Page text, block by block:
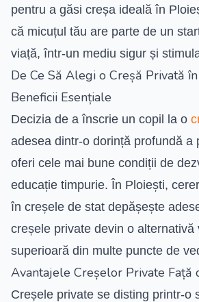
pentru a găsi creșa ideală în
că micuțul tău are parte de un
viață, într-un mediu sigur și
De Ce Să Alegi o Creșă Privată
Beneficii Esențiale
Decizia de a înscrie un copil la o
adesea dintr-o dorință profundă a
oferi cele mai bune condiții de
educație timpurie. În Ploiești,
în creșele de stat depășește
creșele private devin o alternativă
superioară din multe puncte de
Avantajele Creșelor Private Față
Creșele private se disting printr-o